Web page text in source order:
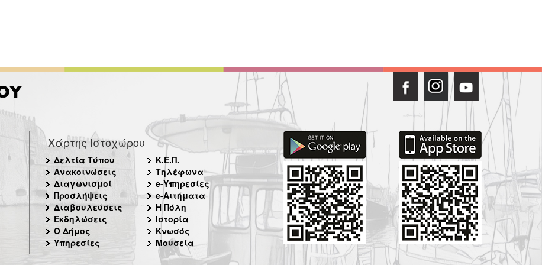
Χάρτης Ιστοχώρου
Δελτία Τύπου
Ανακοινώσεις
Διαγωνισμοί
Προσλήψεις
Διαβουλεύσεις
Εκδηλώσεις
Ο Δήμος
Υπηρεσίες
Κ.Ε.Π.
Τηλέφωνα
e-Υπηρεσίες
e-Αιτήματα
Η Πόλη
Ιστορία
Κνωσός
Μουσεία